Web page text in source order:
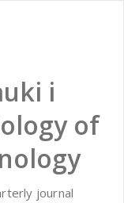
i
of
journal